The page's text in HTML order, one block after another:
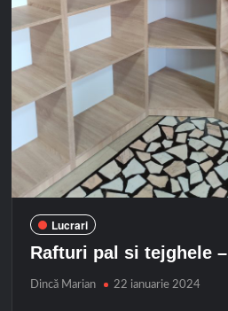
Lucrari
Rafturi pal si tejghele
Dincă Marian 22 ianuarie 2024